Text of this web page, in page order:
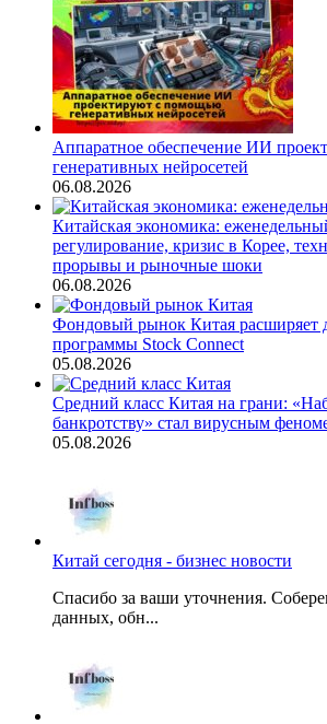
Аппаратное обеспечение ИИ
генеративных нейросетей
06.08.2026
Китайская экономика:
регулирование, кризис в Корее,
прорывы и рыночные шоки
06.08.2026
Фондовый рынок Китая расширяет
программы Stock Connect
05.08.2026
Средний класс Китая на грани:
банкротству» стал вирусным
05.08.2026
Китай сегодня - бизнес новости
Спасибо за ваши уточнения.
данных, обн...